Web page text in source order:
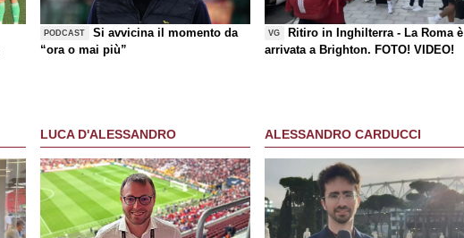
PODCAST
Si avvicina il momento da
“ora o mai più”
VG
Ritiro in Inghilterra - La Roma è
arrivata a Brighton. FOTO! VIDEO!
LUCA D'ALESSANDRO ALESSANDRO CARDUCCI